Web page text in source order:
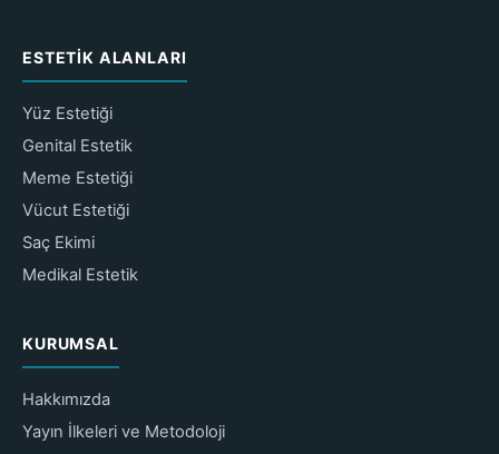
ESTETIK ALANLARI
Yüz Estetiği
Genital Estetik
Meme Estetiği
Vücut Estetiği
Saç Ekimi
Medikal Estetik
KURUMSAL
Hakkımızda
Yayın İlkeleri ve Metodoloji